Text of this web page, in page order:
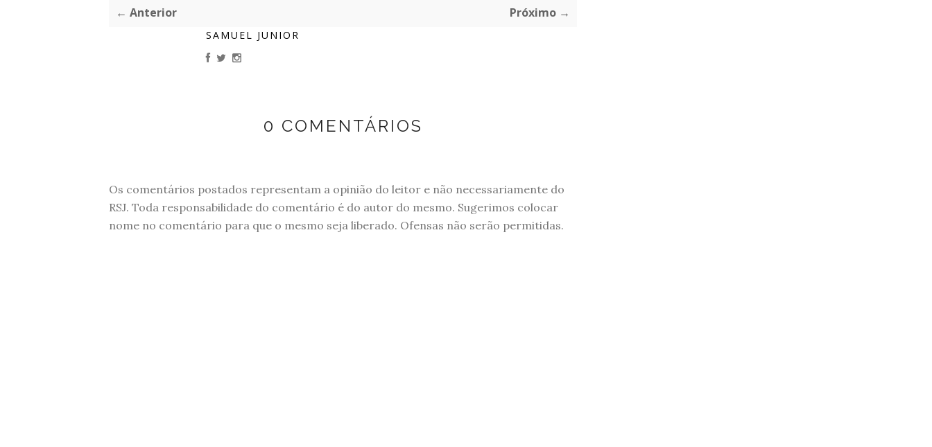
← Anterior Próximo →
SAMUEL JUNIOR
0 COMENTÁRIOS
Os comentários postados representam a opinião do leitor e não necessariamente do
RSJ. Toda responsabilidade do comentário é do autor do mesmo. Sugerimos colocar
nome no comentário para que o mesmo seja liberado. Ofensas não serão permitidas.